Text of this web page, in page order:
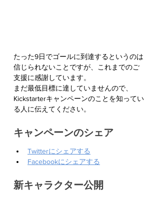
たった9日でゴールに到達するというのは
信じられないことですが、これまでのご
支援に感謝しています。
まだ最低目標に達していませんので、
Kickstarterキャンペーンのことを知ってい
る人に伝えてください。
キャンペーンのシェア
Twitterにシェアする
Facebookにシェアする
新キャラクター公開